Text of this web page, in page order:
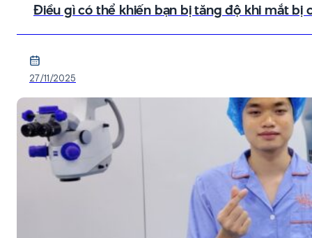
Điều gì có thể khiến bạn bị tăng độ khi mắt bị
27/11/2025